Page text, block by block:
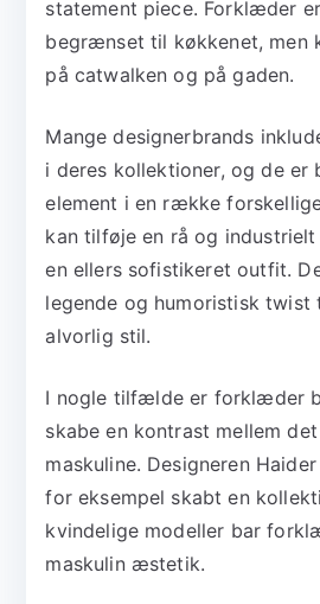
statement piece. Forklæder
begrænset til køkkenet, men
på catwalken og på gaden.
Mange designerbrands
i deres kollektioner, og de er
element i en række
kan tilføje en rå og
en ellers sofistikeret outfit.
legende og humoristisk twist
alvorlig stil.
I nogle tilfælde er forklæder
skabe en kontrast mellem
maskuline. Designeren
for eksempel skabt en
kvindelige modeller bar
maskulin æstetik.